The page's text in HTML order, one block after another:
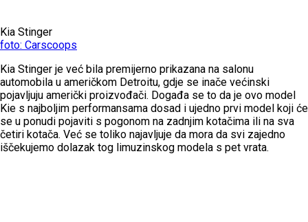
Kia Stinger
foto: Carscoops
Kia Stinger je već bila premijerno prikazana na salonu
automobila u američkom Detroitu, gdje se inače većinski
pojavljuju američki proizvođači. Događa se to da je ovo model
Kie s najboljim performansama dosad i ujedno prvi model koji će
se u ponudi pojaviti s pogonom na zadnjim kotačima ili na sva
četiri kotača. Već se toliko najavljuje da mora da svi zajedno
iščekujemo dolazak tog limuzinskog modela s pet vrata.